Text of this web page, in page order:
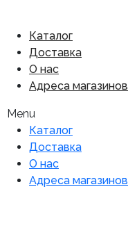
Каталог
Доставка
О нас
Адреса магазинов
Menu
Каталог
Доставка
О нас
Адреса магазинов